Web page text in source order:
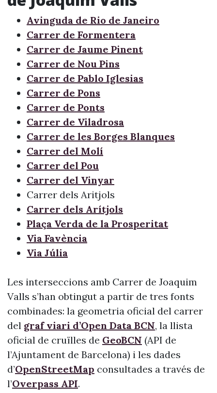
Avinguda de Rio de Janeiro
Carrer de Formentera
Carrer de Jaume Pinent
Carrer de Nou Pins
Carrer de Pablo Iglesias
Carrer de Pons
Carrer de Ponts
Carrer de Viladrosa
Carrer de les Borges Blanques
Carrer del Molí
Carrer del Pou
Carrer del Vinyar
Carrer dels Aritjols
Carrer dels Arítjols
Plaça Verda de la Prosperitat
Via Favència
Via Júlia
Les interseccions amb Carrer de Joaquim
Valls s’han obtingut a partir de tres fonts
combinades: la geometria oficial del carrer
del graf viari d’Open Data BCN, la llista
oficial de cruïlles de GeoBCN (API de
l’Ajuntament de Barcelona) i les dades
d’OpenStreetMap consultades a través de
l’Overpass API.